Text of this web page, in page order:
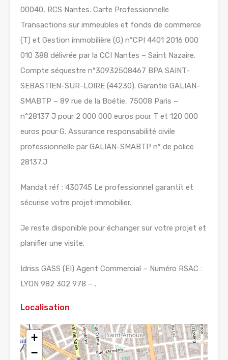
00040, RCS Nantes. Carte Professionnelle
Transactions sur immeubles et fonds de commerce
(T) et Gestion immobilière (G) n°CPI 4401 2016 000
010 388 délivrée par la CCI Nantes – Saint Nazaire.
Compte séquestre n°30932508467 BPA SAINT-
SEBASTIEN-SUR-LOIRE (44230). Garantie GALIAN-
SMABTP – 89 rue de la Boétie, 75008 Paris –
n°28137 J pour 2 000 000 euros pour T et 120 000
euros pour G. Assurance responsabilité civile
professionnelle par GALIAN-SMABTP n° de police
28137.J
Mandat réf : 430745 Le professionnel garantit et
sécurise votre projet immobilier.
Je reste disponible pour échanger sur votre projet et
planifier une visite.
Idriss GASS (EI) Agent Commercial – Numéro RSAC :
LYON 982 302 978 – .
Localisation
+
−